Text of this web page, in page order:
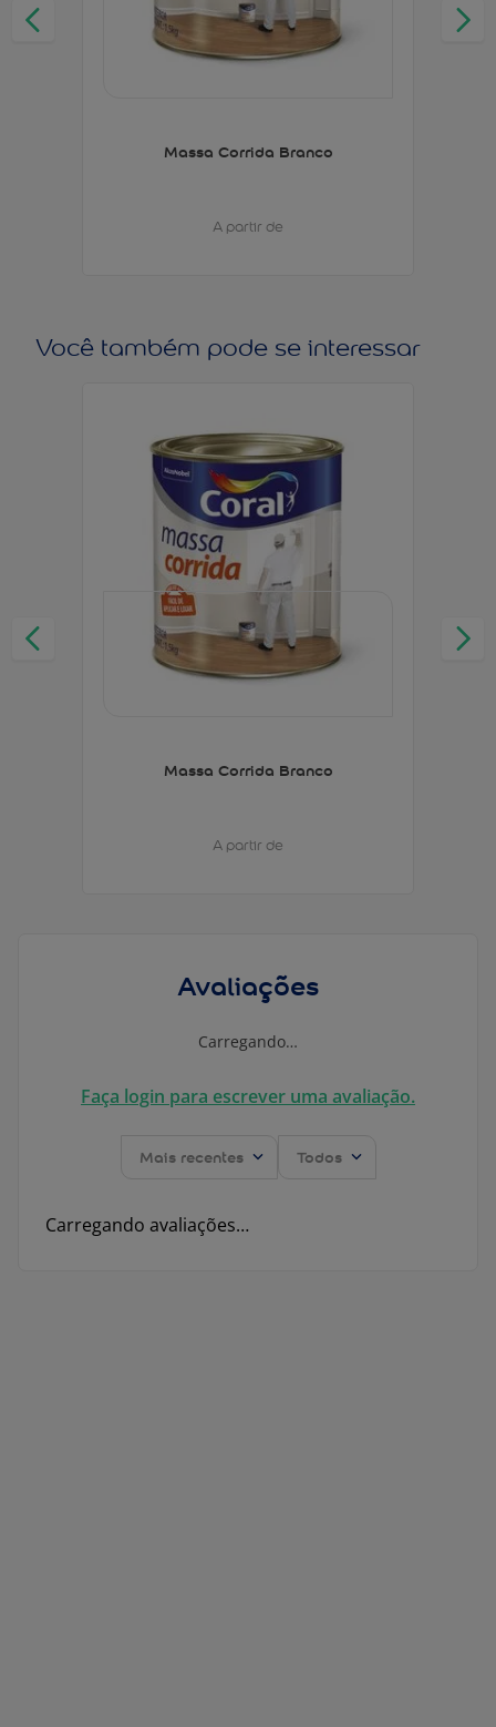
Massa Corrida Branco
A partir de
Você também pode se interessar
Massa Corrida Branco
A partir de
Avaliações
Carregando…
Faça login para escrever uma avaliação.
Mais recentes Todos
Carregando avaliações…